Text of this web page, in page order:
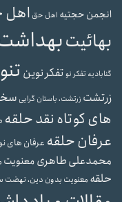
انجمن حجتیه اهل حق اهل
بهائیت
گنابادیه تفکر نوتفکر نوین
زرتشت زرتشت، باستان گرایی
های کوتاه نقد حلقه
عرفان حلقه عرفان های
محمدعلی طاهریمعنویت
حلقه معنویت بدون دین، نهضت